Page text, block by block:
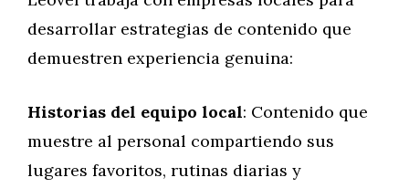
desarrollar estrategias de contenido que
demuestren experiencia genuina:
Historias del equipo local: Contenido que
muestre al personal compartiendo sus
lugares favoritos, rutinas diarias y